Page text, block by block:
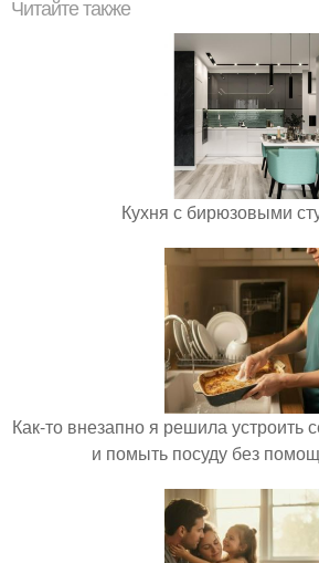
Читайте также
Кухня с бирюзовыми
Как-то внезапно я решила устроить
и помыть посуду без